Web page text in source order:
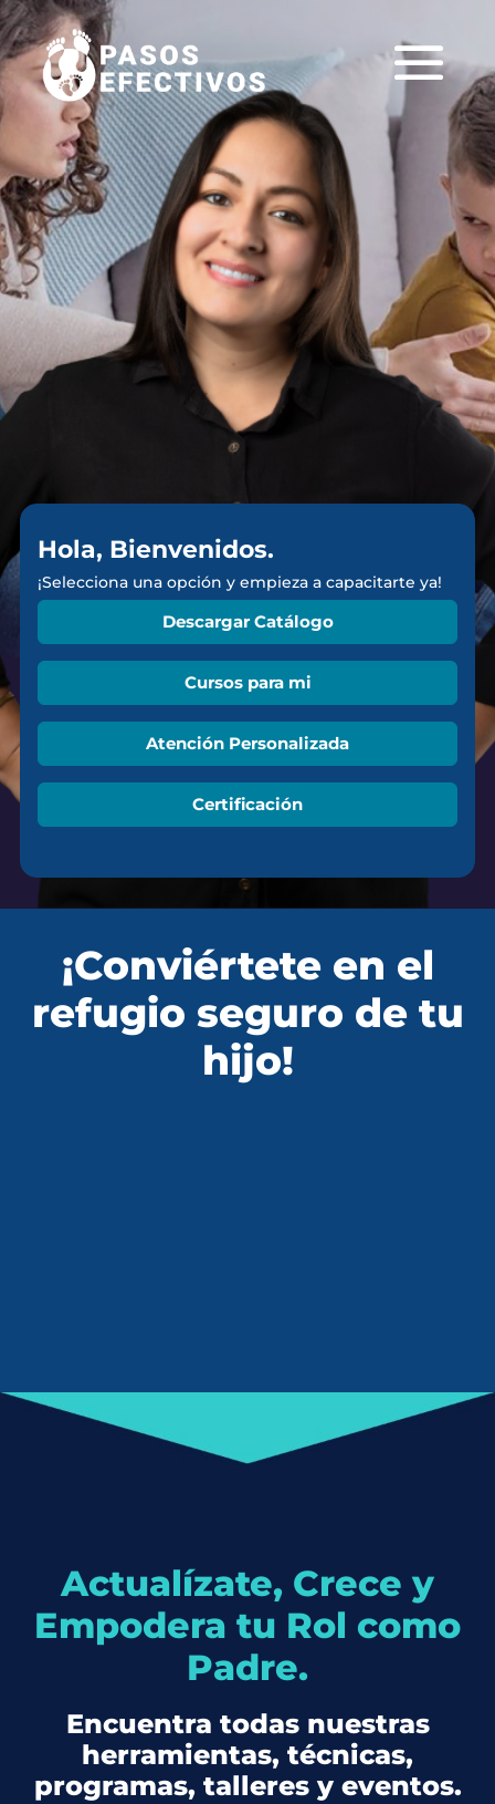
Hola, Bienvenidos.
¡Selecciona una opción y empieza a capacitarte ya!
Descargar Catálogo
Cursos para mi
Atención Personalizada
Certificación
¡Conviértete en el
refugio seguro de tu
hijo!
Actualízate, Crece y
Empodera tu Rol como
Padre.
Encuentra todas nuestras
herramientas, técnicas,
programas, talleres y eventos.